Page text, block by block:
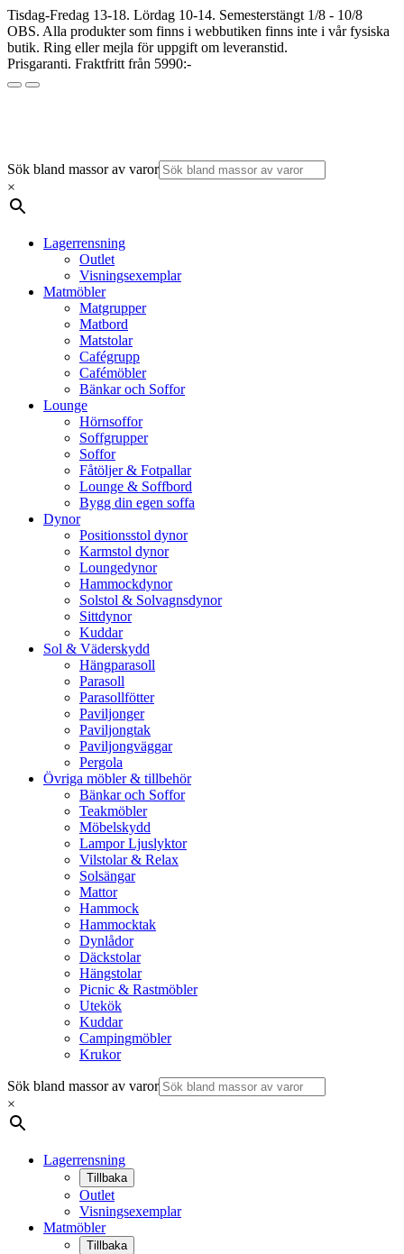
Tisdag-Fredag 13-18. Lördag 10-14. Semesterstängt 1/8 - 10/8
OBS. Alla produkter som finns i webbutiken finns inte i vår fysiska
butik. Ring eller mejla för uppgift om leveranstid.
Prisgaranti. Fraktfritt från 5990:-
Sök bland massor av varor
×
Lagerrensning
Outlet
Visningsexemplar
Matmöbler
Matgrupper
Matbord
Matstolar
Cafégrupp
Cafémöbler
Bänkar och Soffor
Lounge
Hörnsoffor
Soffgrupper
Soffor
Fåtöljer & Fotpallar
Lounge & Soffbord
Bygg din egen soffa
Dynor
Positionsstol dynor
Karmstol dynor
Loungedynor
Hammockdynor
Solstol & Solvagnsdynor
Sittdynor
Kuddar
Sol & Väderskydd
Hängparasoll
Parasoll
Parasollfötter
Paviljonger
Paviljongtak
Paviljongväggar
Pergola
Övriga möbler & tillbehör
Bänkar och Soffor
Teakmöbler
Möbelskydd
Lampor Ljuslyktor
Vilstolar & Relax
Solsängar
Mattor
Hammock
Hammocktak
Dynlådor
Däckstolar
Hängstolar
Picnic & Rastmöbler
Utekök
Kuddar
Campingmöbler
Krukor
Sök bland massor av varor
×
Lagerrensning
Tillbaka
Outlet
Visningsexemplar
Matmöbler
Tillbaka